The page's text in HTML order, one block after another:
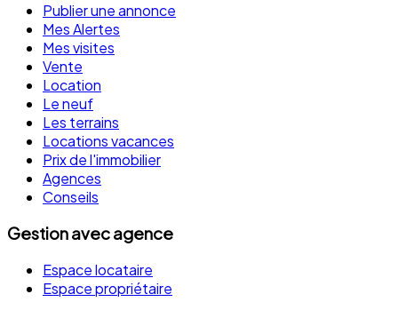
Publier une annonce
Mes Alertes
Mes visites
Vente
Location
Le neuf
Les terrains
Locations vacances
Prix de l'immobilier
Agences
Conseils
Gestion avec agence
Espace locataire
Espace propriétaire